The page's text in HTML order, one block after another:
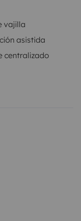
vivas tu gran
vajilla
asistida
centralizado